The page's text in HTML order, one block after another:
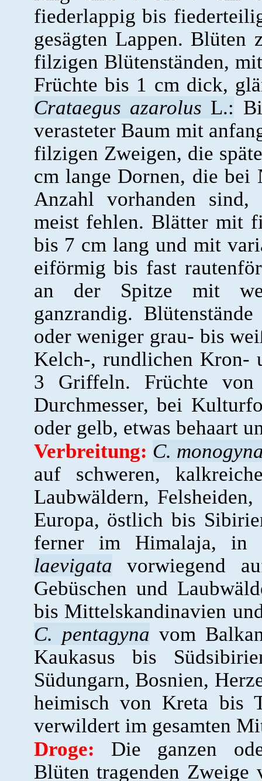
fiederlappig bis
gesägten Lappen.
filzigen Blütenständen,
Früchte bis 1 cm dick,
Crataegus azarolus L.:
verasteter Baum mit
filzigen Zweigen, die
cm lange Dornen, die bei
Anzahl vorhanden
meist fehlen. Blätter mit
bis 7 cm lang und mit
eiförmig bis fast
an der Spitze mit
ganzrandig.
oder weniger grau- bis
Kelch-, rundlichen Kron-
3 Griffeln. Früchte
Durchmesser, bei
oder gelb, etwas behaart
Verbreitung: C.
auf schweren,
Laubwäldern,
Europa, östlich bis
ferner im Himalaja,
laevigata vorwiegend
Gebüschen und
bis Mittelskandinavien
C. pentagyna vom
Kaukasus bis
Südungarn, Bosnien,
heimisch von Kreta bis
verwildert im gesamten
Droge: Die ganzen
Blüten tragenden